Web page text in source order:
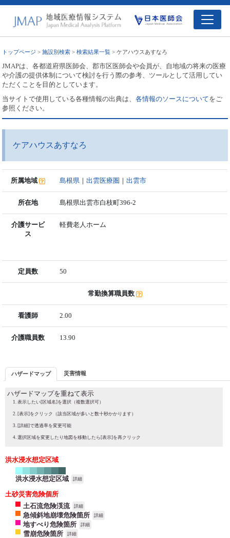
トップページ >施設別検索 >検索結果一覧 > ケアハウスあすなろ
JMAPは、各都道府県医師会、郡市区医師会や会員が、自地域の将来の医療
や介護の提供体制について検討を行う際の参考、ツールとして活用してい
ただくことを目的としています。
当サイトで使用している各種情報の出典は、各情報のソースについてをご
参照ください。
ケアハウスあすなろ
所属地域 島根県 ｜出雲医療圏 ｜出雲市
所在地 島根県出雲市白枝町396-2
介護サービ
ス
軽費老人ホーム
定員数 50
常勤換算職員数
看護師 2.00
介護職員数 13.90
ハザードマップ 災害情報
ハザードマップを重ねて表示
表示したい[区域名]を選択（複数選択可）
[表示]をクリック（該当区域が多いと数十秒かかります）
[詳細]で透過率を変更可能
選択区域を変更したり地図を移動したら[表示]を再クリック
洪水浸水想定区域
洪水浸水想定区域 詳細
土砂災害危険個所
土石流危険渓流
詳細
急傾斜地崩壊危険箇所 詳細
地すべり危険箇所 詳細
雪崩危険箇所 詳細